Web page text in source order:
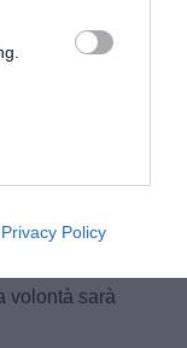
Privacy Policy
all’asta
ci sono ancora
hanno deciso di
volontà sarà